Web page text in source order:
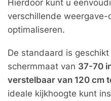
Hierdoor kunt u
verschillende
optimaliseren.
De standaard is geschikt
schermmaat van 37-70
verstelbaar van 120 cm
ideale kijkhoogte kunt